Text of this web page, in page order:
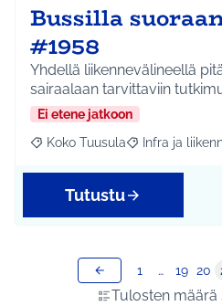
Bussilla
#1958
Yhdellä liikennevälineellä
sairaalaan tarvittaviin
Ei etene jatkoon
Rajaa tulokset aihepiirin
Koko Tuusula Rajaa tulokset
Infra ja
Tutustu
Tulosten määrä
1 … 19 20